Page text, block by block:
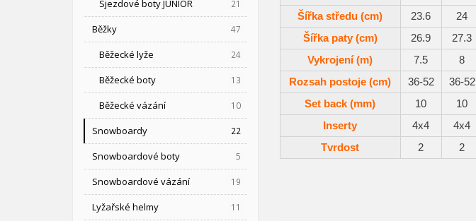
Šířka středu (cm)
23.6 24
Šířka paty (cm)
26.9 27.3
Vykrojení (m)
7.5 8
Rozsah postoje (cm)
36-52 36-52
Set back (mm)
10 10
Inserty
4x4 4x4
Tvrdost
2 2
Sjezdové boty JUNIOR 21
Běžky 47
Běžecké lyže 24
Běžecké boty 13
Běžecké vázání 10
Snowboardy 22
Snowboardové boty 5
Snowboardové vázání 19
Lyžařské helmy 11